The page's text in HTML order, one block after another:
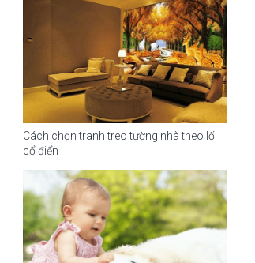
Cách chọn tranh treo tường nhà theo lối
cổ điển